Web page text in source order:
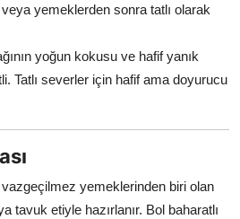
yemeklerden sonra tatlı olarak
yoğun kokusu ve hafif yanık
Tatlı severler için hafif ama doyurucu
vazgeçilmez yemeklerinden biri olan
tavuk etiyle hazırlanır. Bol baharatlı